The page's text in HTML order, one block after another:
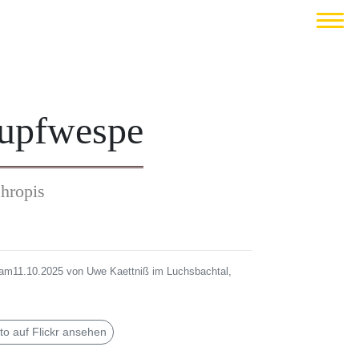
von Uwe Kaettniß im Luchsbachtal,
auf Flickr ansehen